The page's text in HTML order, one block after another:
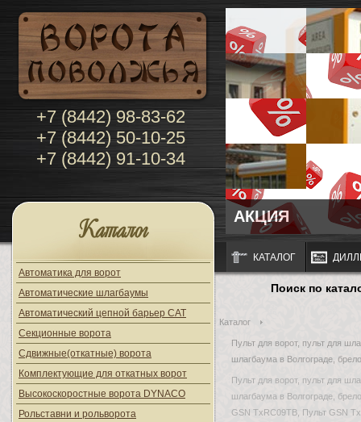
+7 (8442) 98-83-62
+7 (8442) 50-10-25
+7 (8442) 91-10-34
АКЦИЯ
Каталог
Автоматика для ворот
Автоматические шлагбаумы
Автоматический цепной барьер CAT
Секционные ворота
Сдвижные(откатные) ворота
Комплектующие для откатных ворот
Высокоскоростные ворота DYNACO
Рольставни и рольворота
КАТАЛОГ
Поиск по
Каталог
Пульт для ворот, пульт для
шлагбаума в Волгограде,
Пульт для ворот, пульт для
шлагбаума в Волгограде,
GSN TxRC09TB, Пульт GSN